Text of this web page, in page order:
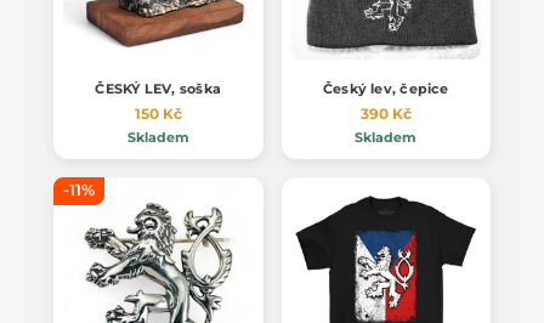
ČESKÝ LEV, soška
150 Kč
Skladem
Český lev, čepice
390 Kč
Skladem
-11%